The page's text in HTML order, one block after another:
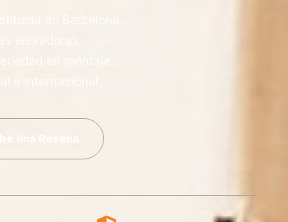
en Barcelona,
elevadoras,
en montaje,
e internacional.
una Reseña